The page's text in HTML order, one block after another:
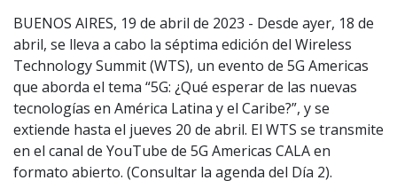
BUENOS AIRES, 19 de abril de 2023 - Desde ayer, 18 de
abril, se lleva a cabo la séptima edición del Wireless
Technology Summit (WTS), un evento de 5G Americas
que aborda el tema “5G: ¿Qué esperar de las nuevas
tecnologías en América Latina y el Caribe?”, y se
extiende hasta el jueves 20 de abril. El WTS se transmite
en el canal de YouTube de 5G Americas CALA en
formato abierto. (Consultar la agenda del Día 2).